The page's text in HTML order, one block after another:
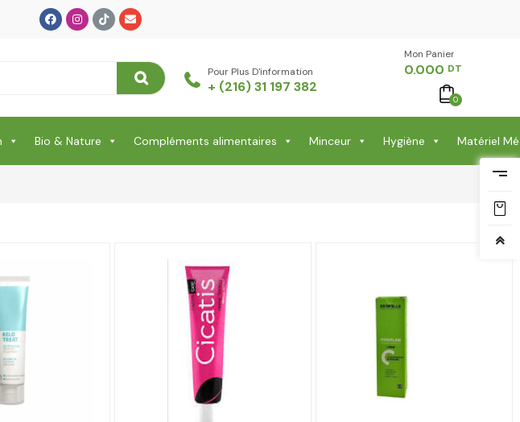
Pour Plus D'information
+ (216) 31 197 382
Mon Panier -
0.000 DT
0
Bio & Nature Compléments alimentaires Minceur Hygiène Matériel